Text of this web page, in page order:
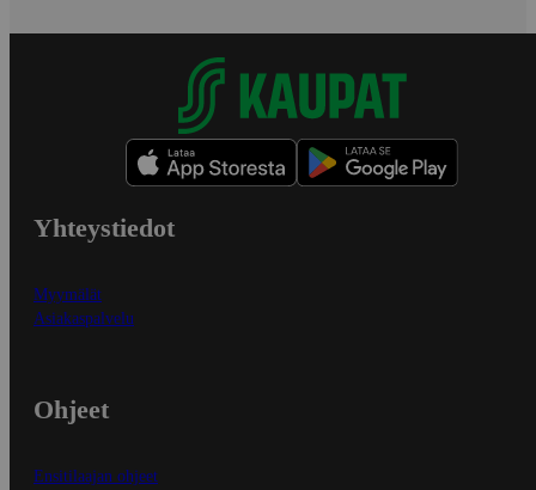
Yhteystiedot
Myymälät
Asiakaspalvelu
Ohjeet
Ensitilaajan ohjeet